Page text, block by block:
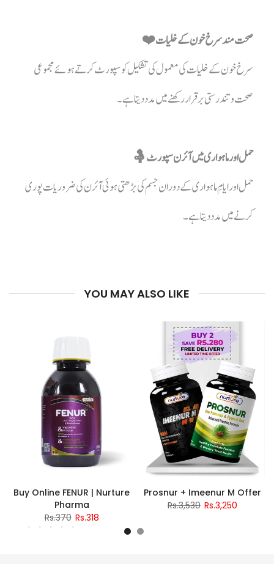
صحت مند سرخ خون کے خلیات ❤️
سرخ خون کے خلیات کی معمول کی تشکیل کو سپورٹ کرتے ہوئے مجموعی
صحت و تندرستی برقرار رکھنے میں مدد دیتا ہے۔
حمل اور ماہواری میں آئرن سپورٹ 🤱
حمل اور ایامِ ماہواری کے دوران جسم کی بڑھتی ہوئی آئرن کی ضروریات پوری
کرنے میں مدد دیتا ہے۔
YOU MAY ALSO LIKE
Buy Online FENUR | Nurture
Pharma
Rs.370 Rs.318
Prosnur + Imeenur M Offer
Rs.3,530 Rs.3,250